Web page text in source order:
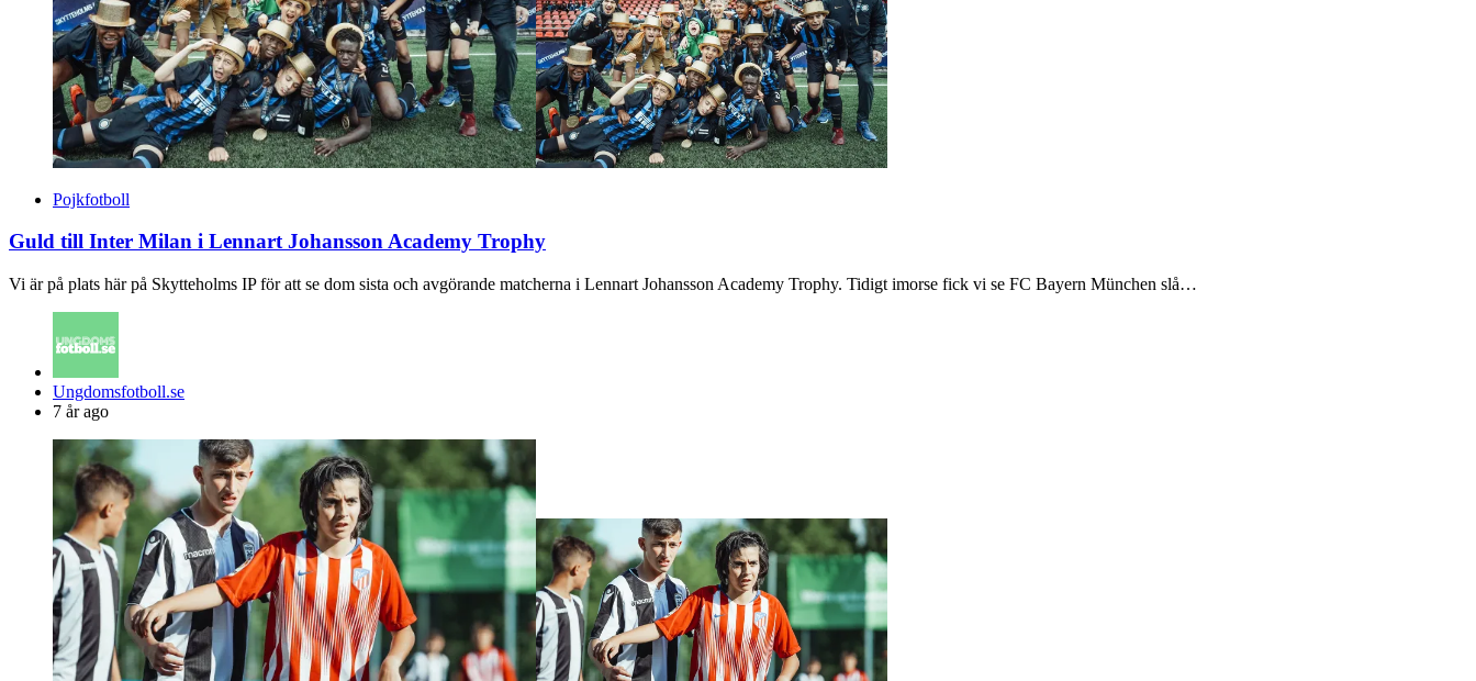
Pojkfotboll
Guld till Inter Milan i Lennart Johansson Academy Trophy
Vi är på plats här på Skytteholms IP för att se dom sista och avgörande matcherna i Lennart Johansson Academy Trophy. Tidigt imorse fick vi se FC Bayern München slå…
Posted
by
Ungdomsfotboll.se
7 år ago